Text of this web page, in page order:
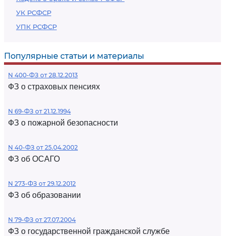
УК РСФСР
УПК РСФСР
Популярные статьи и материалы
N 400-ФЗ от 28.12.2013
ФЗ о страховых пенсиях
N 69-ФЗ от 21.12.1994
ФЗ о пожарной безопасности
N 40-ФЗ от 25.04.2002
ФЗ об ОСАГО
N 273-ФЗ от 29.12.2012
ФЗ об образовании
N 79-ФЗ от 27.07.2004
ФЗ о государственной гражданской службе